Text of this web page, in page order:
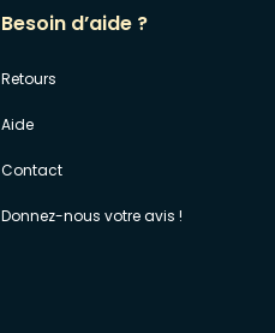
Besoin d’aide ?
Retours
Aide
Contact
Donnez-nous votre avis !